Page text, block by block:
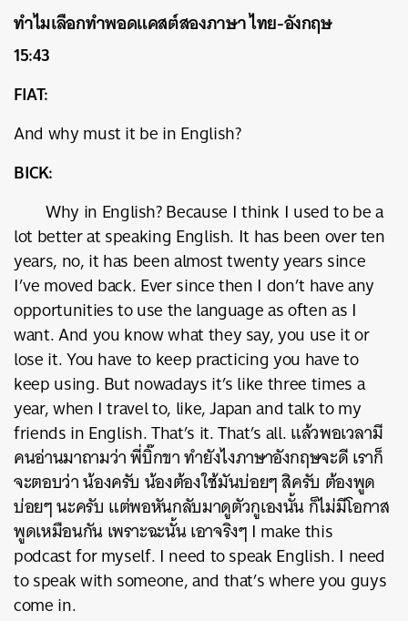
ทำไมเลือกทำพอดแคสต์สองภาษา ไทย-อังกฤษ
15:43
FIAT:
And why must it be in English?
BICK:
Why in English? Because I think I used to be a
lot better at speaking English. It has been over ten
years, no, it has been almost twenty years since
I’ve moved back. Ever since then I don’t have any
opportunities to use the language as often as I
want. And you know what they say, you use it or
lose it. You have to keep practicing you have to
keep using. But nowadays it’s like three times a
year, when I travel to, like, Japan and talk to my
friends in English. That’s it. That’s all. แล้วพอเวลามี
คนอ่านมาถามว่า พี่บิ๊กขา ทำยังไงภาษาอังกฤษจะดี เราก็
จะตอบว่า น้องครับ น้องต้องใช้มันบ่อยๆ สิครับ ต้องพูด
บ่อยๆ นะครับ แต่พอหันกลับมาดูตัวกูเองนั้น ก็ไม่มีโอกาส
พูดเหมือนกัน เพราะฉะนั้น เอาจริงๆ I make this
podcast for myself. I need to speak English. I need
to speak with someone, and that’s where you guys
come in.